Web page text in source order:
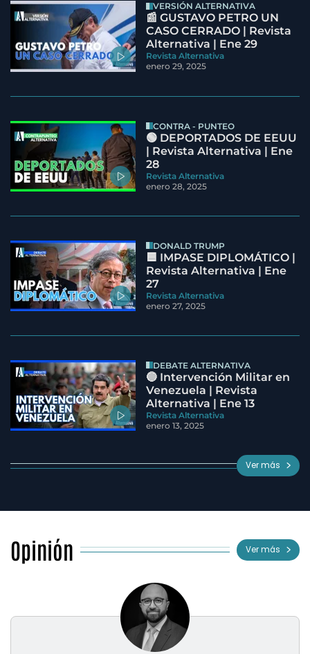
VERSIÓN ALTERNATIVA
📰 GUSTAVO PETRO UN
CASO CERRADO | Revista
Alternativa | Ene 29
Revista Alternativa
enero 29, 2025
CONTRA - PUNTEO
🟢 DEPORTADOS DE EEUU
| Revista Alternativa | Ene
28
Revista Alternativa
enero 28, 2025
DONALD TRUMP
🟦 IMPASE DIPLOMÁTICO |
Revista Alternativa | Ene
27
Revista Alternativa
enero 27, 2025
DEBATE ALTERNATIVA
🔵 Intervención Militar en
Venezuela | Revista
Alternativa | Ene 13
Revista Alternativa
enero 13, 2025
Ver más
Opinión Ver más